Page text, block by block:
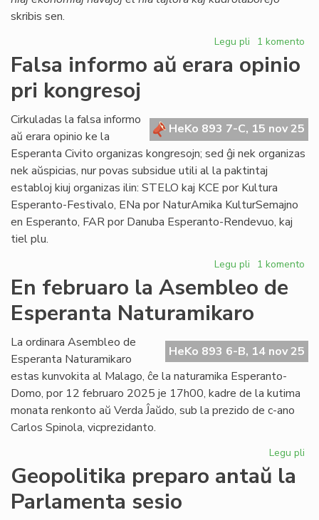
skribis sen.
Legu pli pri
Konsulino
Parlamenton
al
Milano
1 komento
Falsa informo aŭ erara opinio
pri kongresoj
HeKo 893 7-C, 15 nov 25
Cirkuladas la falsa informo
aŭ erara opinio ke la
Esperanta Civito organizas kongresojn; sed ĝi nek organizas
nek aŭspicias, nur povas subsidue utili al la paktintaj
establoj kiuj organizas ilin: STELO kaj KCE por Kultura
Esperanto-Festivalo, ENa por NaturAmika KulturSemajno
en Esperanto, FAR por Danuba Esperanto-Rendevuo, kaj
tiel plu.
Legu pli pri
Falsa
informo
aŭ
erara
opinio
pri
kongresoj
1 komento
En februaro la Asembleo de
Esperanta Naturamikaro
HeKo 893 6-B, 14 nov 25
La ordinara Asembleo de
Esperanta Naturamikaro
estas kunvokita al Malago, ĉe la naturamika Esperanto-
Domo, por 12 februaro 2025 je 17h00, kadre de la kutima
monata renkonto aŭ Verda Ĵaŭdo, sub la prezido de c-ano
Carlos Spinola, vicprezidanto.
Legu pli
Geopolitika preparo antaŭ la
Parlamenta sesio